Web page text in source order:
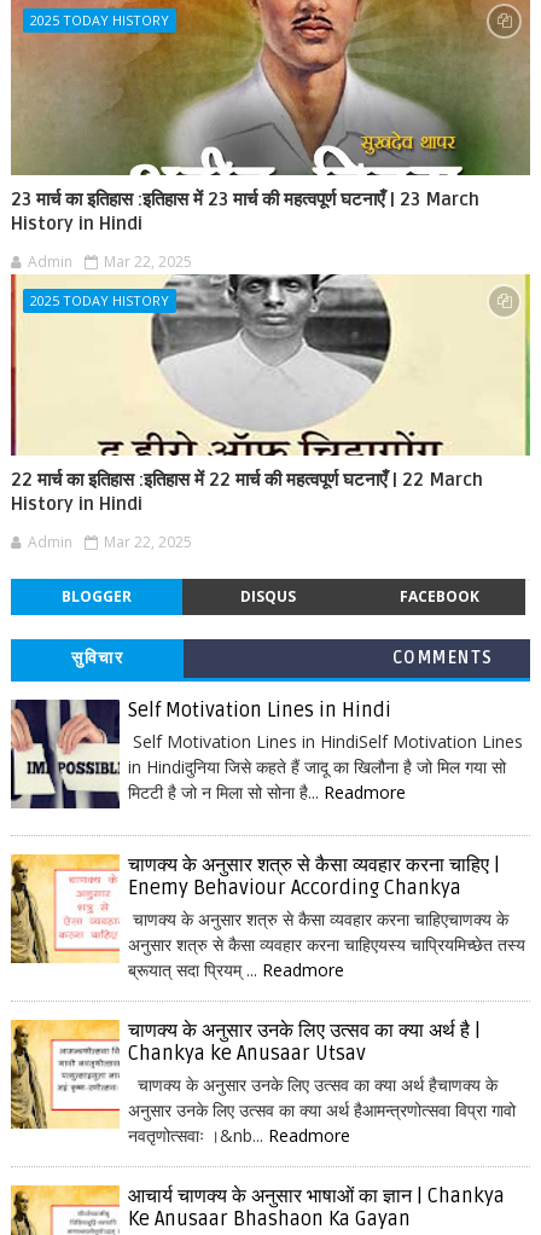
2025 TODAY HISTORY
23 मार्च का इतिहास :इतिहास में 23 मार्च की महत्वपूर्ण घटनाएँ | 23 March
History in Hindi
Admin Mar 22, 2025
2025 TODAY HISTORY
22 मार्च का इतिहास :इतिहास में 22 मार्च की महत्वपूर्ण घटनाएँ | 22 March
History in Hindi
Admin Mar 22, 2025
BLOGGER DISQUS FACEBOOK
सुविचार COMMENTS
Self Motivation Lines in Hindi
Self Motivation Lines in HindiSelf Motivation Lines
in Hindiदुनिया जिसे कहते हैं जादू का खिलौना है जो मिल गया सो
मिटटी है जो न मिला सो सोना है... Readmore
चाणक्य के अनुसार शत्रु से कैसा व्यवहार करना चाहिए |
Enemy Behaviour According Chankya
चाणक्य के अनुसार शत्रु से कैसा व्यवहार करना चाहिएचाणक्य के
अनुसार शत्रु से कैसा व्यवहार करना चाहिएयस्य चाप्रियमिच्छेत तस्य
ब्रूयात् सदा प्रियम् ... Readmore
चाणक्य के अनुसार उनके लिए उत्सव का क्या अर्थ है |
Chankya ke Anusaar Utsav
चाणक्य के अनुसार उनके लिए उत्सव का क्या अर्थ हैचाणक्य के
अनुसार उनके लिए उत्सव का क्या अर्थ हैआमन्त्रणोत्सवा विप्रा गावो
नवतृणोत्सवाः ।&nb... Readmore
आचार्य चाणक्य के अनुसार भाषाओं का ज्ञान | Chankya
Ke Anusaar Bhashaon Ka Gayan